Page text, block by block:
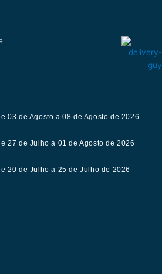
03 de Agosto a 08 de Agosto de 2026
27 de Julho a 01 de Agosto de 2026
20 de Julho a 25 de Julho de 2026